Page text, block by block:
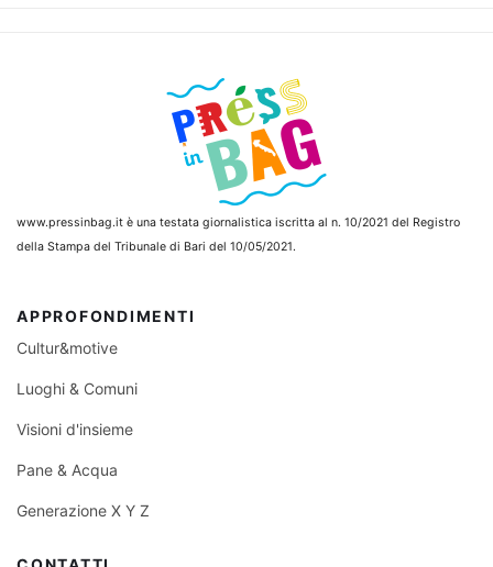
www.pressinbag.it è una testata giornalistica iscritta al n. 10/2021 del Registro
della Stampa del Tribunale di Bari del 10/05/2021.
APPROFONDIMENTI
Cultur&motive
Luoghi & Comuni
Visioni d'insieme
Pane & Acqua
Generazione X Y Z